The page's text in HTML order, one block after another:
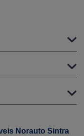
Norauto Sintra